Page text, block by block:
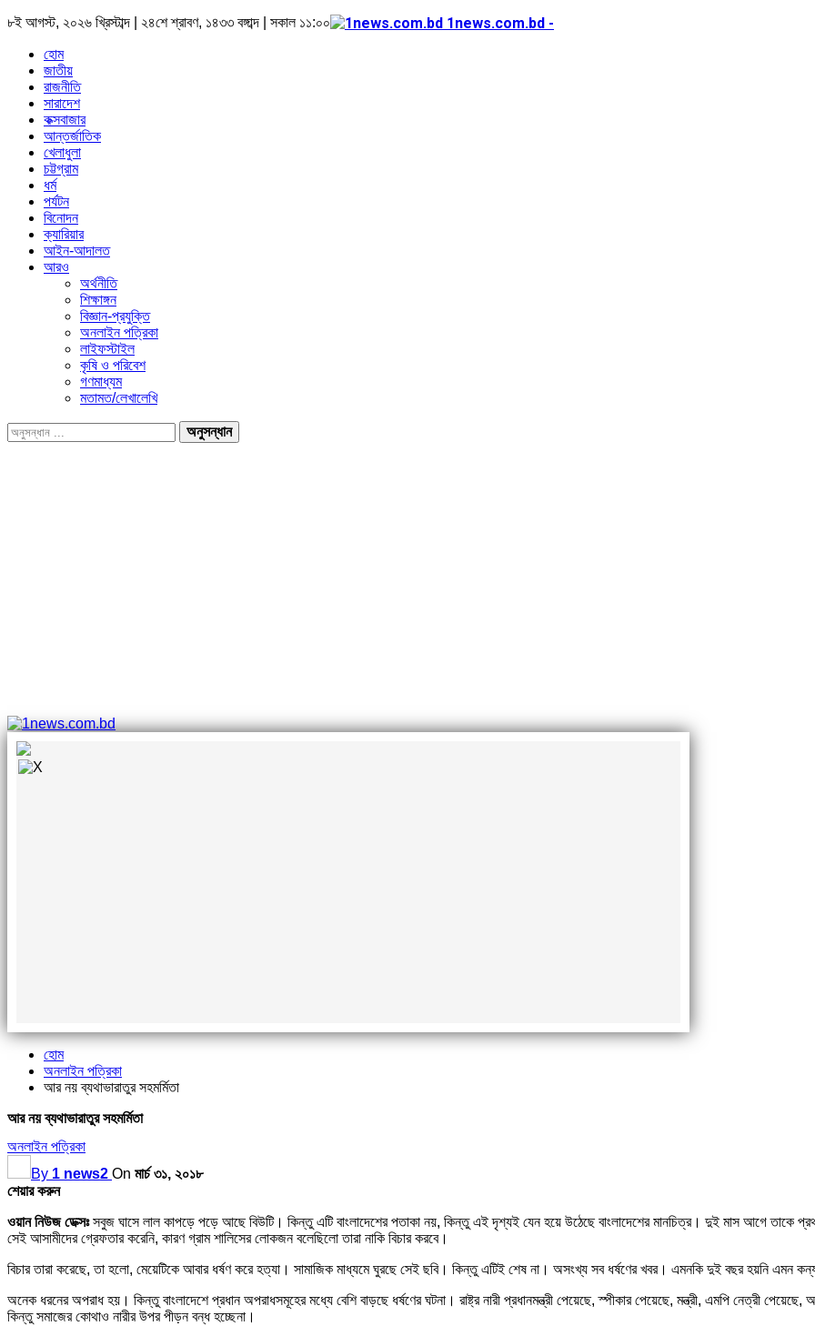
৮ই আগস্ট, ২০২৬ খ্রিস্টাব্দ | ২৪শে শ্রাবণ, ১৪৩৩ বঙ্গাব্দ | সকাল ১১:০০ 1news.com.bd -
হোম
জাতীয়
রাজনীতি
সারাদেশ
কক্সবাজার
আন্তর্জাতিক
খেলাধুলা
চট্টগ্রাম
ধর্ম
পর্যটন
বিনোদন
ক্যারিয়ার
আইন-আদালত
আরও
অর্থনীতি
শিক্ষাঙ্গন
বিজ্ঞান-প্রযুক্তি
অনলাইন পত্রিকা
লাইফস্টাইল
কৃষি ও পরিবেশ
গণমাধ্যম
মতামত/লেখালেখি
হোম
অনলাইন পত্রিকা
আর নয় ব্যথাভারাতুর সহমর্মিতা
আর নয় ব্যথাভারাতুর সহমর্মিতা
অনলাইন পত্রিকা
By 1 news2 On মার্চ ৩১, ২০১৮
শেয়ার করুন
ওয়ান নিউজ ডেক্সঃসবুজ ঘাসে লাল কাপড়ে পড়ে আছে বিউটি। কিন্তু এটি বাংলাদেশের পতাকা নয়, কিন্তু এই দৃশ্যই যেন হয়ে উঠেছে বাংলাদেশের মানচিত্র। দুই মাস আগে তাকে
সেই আসামীদের গ্রেফতার করেনি, কারণ গ্রাম শালিসের লোকজন বলেছিলো তারা নাকি বিচার করবে।
বিচার তারা করেছে, তা হলো, মেয়েটিকে আবার ধর্ষণ করে হত্যা। সামাজিক মাধ্যমে ঘুরছে সেই ছবি। কিন্তু এটিই শেষ না। অসংখ্য সব ধর্ষণের খবর। এমনকি দুই বছর হয়নি এমন
অনেক ধরনের অপরাধ হয়। কিন্তু বাংলাদেশে প্রধান অপরাধসমূহের মধ্যে বেশি বাড়ছে ধর্ষণের ঘটনা। রাষ্ট্র নারী প্রধানমন্ত্রী পেয়েছে, স্পীকার পেয়েছে, মন্ত্রী, এমপি নেত্রী
কিন্তু সমাজের কোথাও নারীর উপর পীড়ন বন্ধ হচ্ছেনা।